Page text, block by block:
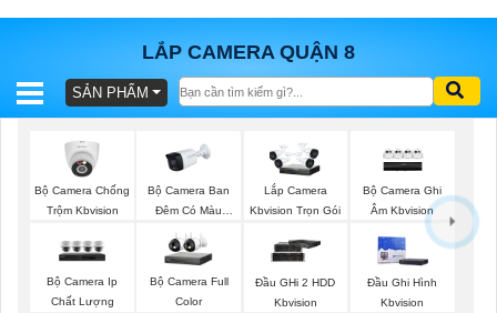
LẮP CAMERA QUẬN 8
BÁO
TRỌN
GÓI
SẢN
SẢN PHẨM
Bộ Camera Chống
Trộm Kbvision
Bộ Camera Ban
Đêm Có Màu
Lắp Camera
Kbvision Trọn Gói
Bộ Camera Ghi
Âm Kbvision
Bộ Camera Ip
Chất Lượng
Bộ Camera Full
Color
Đầu GHi 2 HDD
Kbvision
Đầu Ghi Hình
Kbvision